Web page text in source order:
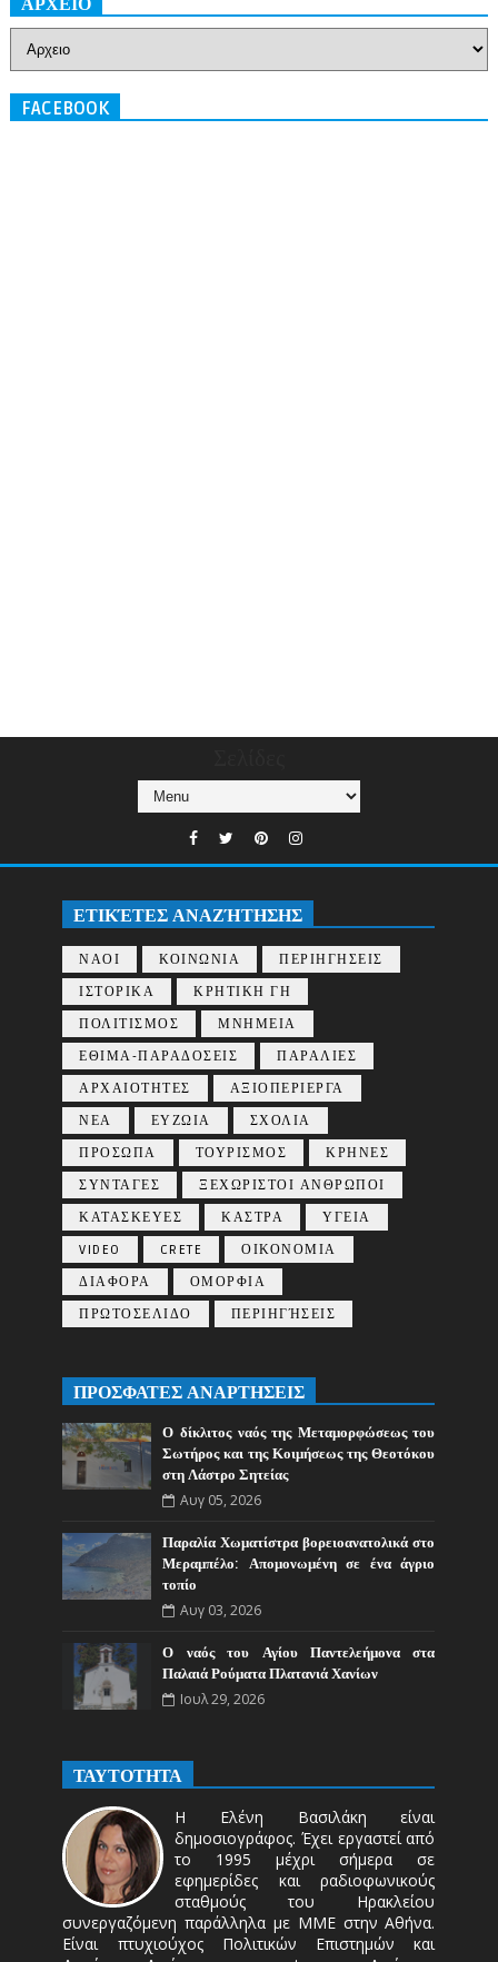
ΑΡΧΕΙΟ
FACEBOOK
ΕΤΙΚΈΤΕΣ ΑΝΑΖΉΤΗΣΗΣ
ΝΑΟΙ ΚΟΙΝΩΝΙΑ
ΠΕΡΙΗΓΗΣΕΙΣ
ΙΣΤΟΡΙΚΑ
ΚΡΗΤΙΚΗ ΓΗ
ΠΟΛΙΤΙΣΜΟΣ
ΜΝΗΜΕΙΑ
ΕΘΙΜΑ-ΠΑΡΑΔΟΣΕΙΣ
ΠΑΡΑΛΙΕΣ
ΑΡΧΑΙΟΤΗΤΕΣ
ΑΞΙΟΠΕΡΙΕΡΓΑ
ΝΕΑ
ΕΥΖΩΙΑ
ΣΧΟΛΙΑ
ΠΡΟΣΩΠΑ
ΤΟΥΡΙΣΜΟΣ
ΚΡΗΝΕΣ
ΣΥΝΤΑΓΕΣ
ΞΕΧΩΡΙΣΤΟΙ ΑΝΘΡΩΠΟΙ
ΚΑΤΑΣΚΕΥΕΣ
ΚΑΣΤΡΑ
ΥΓΕΙΑ
VIDEO
CRETE
ΟΙΚΟΝΟΜΙΑ
ΔΙΑΦΟΡΑ
ΟΜΟΡΦΙΑ
ΠΡΩΤΟΣΕΛΙΔΟ
ΠΕΡΙΗΓΉΣΕΙΣ
ΠΡΟΣΦΑΤΕΣ ΑΝΑΡΤΗΣΕΙΣ
Ο δίκλιτος ναός της Μεταμορφώσεως του
Σωτήρος και της Κοιμήσεως της Θεοτόκου
στη Λάστρο Σητείας
Αυγ 05, 2026
Παραλία Χωματίστρα βορειοανατολικά στο
Μεραμπέλο: Απομονωμένη σε ένα άγριο
τοπίο
Αυγ 03, 2026
Ο ναός του Αγίου Παντελεήμονα στα
Παλαιά Ρούματα Πλατανιά Χανίων
Ιουλ 29, 2026
ΤΑΥΤΟΤΗΤΑ
Η Ελένη Βασιλάκη είναι
δημοσιογράφος. Έχει εργαστεί από
το 1995 μέχρι σήμερα σε
εφημερίδες και ραδιοφωνικούς
σταθμούς του Ηρακλείου
συνεργαζόμενη παράλληλα με ΜΜΕ στην Αθήνα.
Είναι πτυχιούχος Πολιτικών Επιστημών και